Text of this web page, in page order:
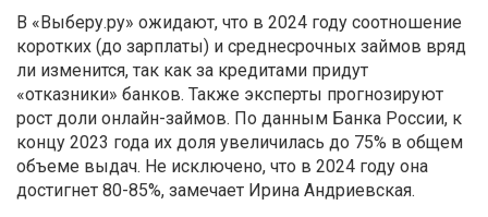
В «Выберу.ру» ожидают, что в 2024 году соотношение
коротких (до зарплаты) и среднесрочных займов вряд
ли изменится, так как за кредитами придут
«отказники» банков. Также эксперты прогнозируют
рост доли онлайн-займов. По данным Банка России, к
концу 2023 года их доля увеличилась до 75% в общем
объеме выдач. Не исключено, что в 2024 году она
достигнет 80-85%, замечает Ирина Андриевская.